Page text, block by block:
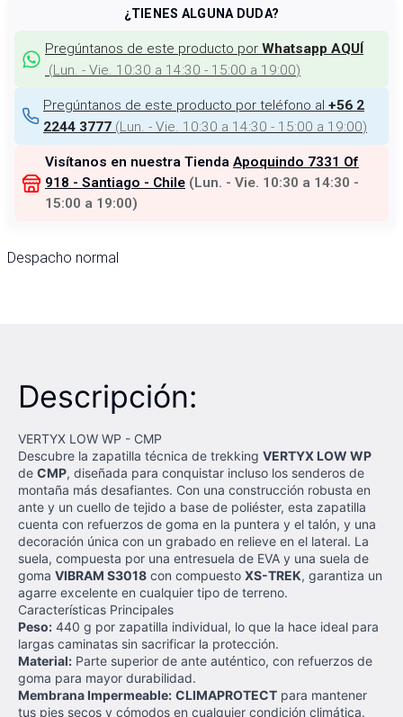
¿TIENES ALGUNA DUDA?
Pregúntanos de este producto por Whatsapp AQUÍ
(Lun. - Vie. 10:30 a 14:30 - 15:00 a 19:00)
Pregúntanos de este producto por teléfono al +56 2
2244 3777 (Lun. - Vie. 10:30 a 14:30 - 15:00 a 19:00)
Visítanos en nuestra Tienda Apoquindo 7331 Of
918 - Santiago - Chile (Lun. - Vie. 10:30 a 14:30 -
15:00 a 19:00)
Despacho normal
Descripción:
VERTYX LOW WP - CMP
Descubre la zapatilla técnica de trekking VERTYX LOW WP
de CMP, diseñada para conquistar incluso los senderos de
montaña más desafiantes. Con una construcción robusta en
ante y un cuello de tejido a base de poliéster, esta zapatilla
cuenta con refuerzos de goma en la puntera y el talón, y una
decoración única con un grabado en relieve en el lateral. La
suela, compuesta por una entresuela de EVA y una suela de
goma VIBRAM S3018 con compuesto XS-TREK, garantiza un
agarre excelente en cualquier tipo de terreno.
Características Principales
Peso: 440 g por zapatilla individual, lo que la hace ideal para
largas caminatas sin sacrificar la protección.
Material: Parte superior de ante auténtico, con refuerzos de
goma para mayor durabilidad.
Membrana Impermeable: CLIMAPROTECT para mantener
tus pies secos y cómodos en cualquier condición climática.